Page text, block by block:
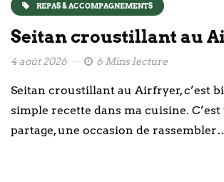
REPAS & ACCOMPAGNEMENTS
Seitan croustillant au
4 août 2026 6 Mins lecture
Seitan croustillant au Airfryer, c’est
simple recette dans ma cuisine.
partage, une occasion de